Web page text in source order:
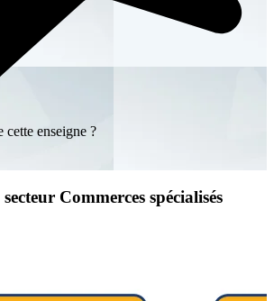
cette enseigne ?
Commerces spécialisés